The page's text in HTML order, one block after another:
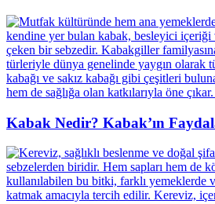
Kabak Nedir? Kabak’ın